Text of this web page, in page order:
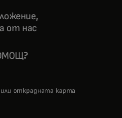
от нас
открадната карта